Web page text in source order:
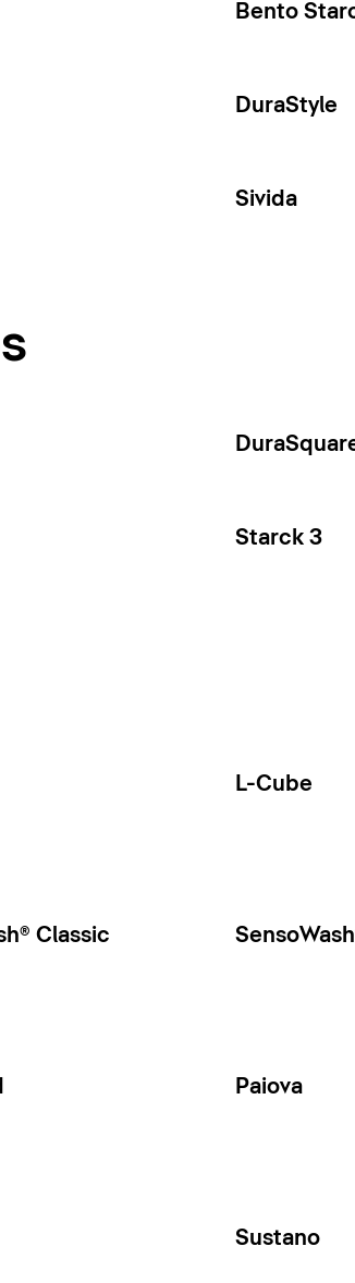
Bento
DuraStyle
Sivida
Starck 3
L-Cube
Classic
Paiova
Sustano